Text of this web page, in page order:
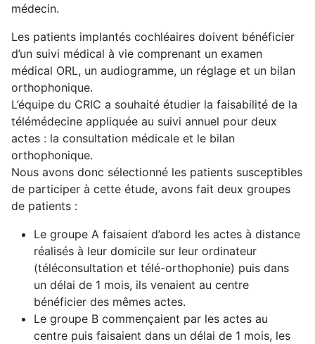
médecin.
Les patients implantés cochléaires doivent bénéficier
d’un suivi médical à vie comprenant un examen
médical ORL, un audiogramme, un réglage et un bilan
orthophonique.
L’équipe du CRIC a souhaité étudier la faisabilité de la
télémédecine appliquée au suivi annuel pour deux
actes : la consultation médicale et le bilan
orthophonique.
Nous avons donc sélectionné les patients susceptibles
de participer à cette étude, avons fait deux groupes
de patients :
Le groupe A faisaient d’abord les actes à distance
réalisés à leur domicile sur leur ordinateur
(téléconsultation et télé-orthophonie) puis dans
un délai de 1 mois, ils venaient au centre
bénéficier des mêmes actes.
Le groupe B commençaient par les actes au
centre puis faisaient dans un délai de 1 mois, les